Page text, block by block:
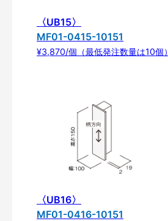
〈UB15〉
MF01-0415-10151
¥3,870/個（最低発注数量は10個）
〈UB16〉
MF01-0416-10151